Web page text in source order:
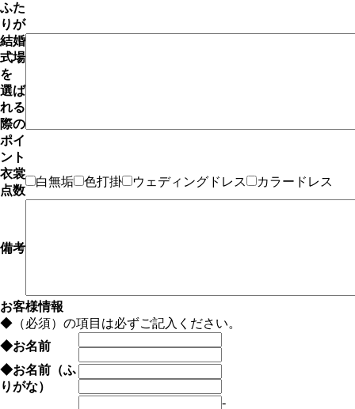
ふた
りが
結婚
式場
を
選ば
れる
際の
ポイ
ント
衣裳
点数
白無垢 色打掛 ウェディングドレス カラードレス
備考
お客様情報
◆ （必須）の項目は必ずご記入ください。
◆お名前
◆お名前（ふ
りがな）
-